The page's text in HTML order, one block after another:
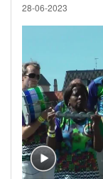
28-06-2023